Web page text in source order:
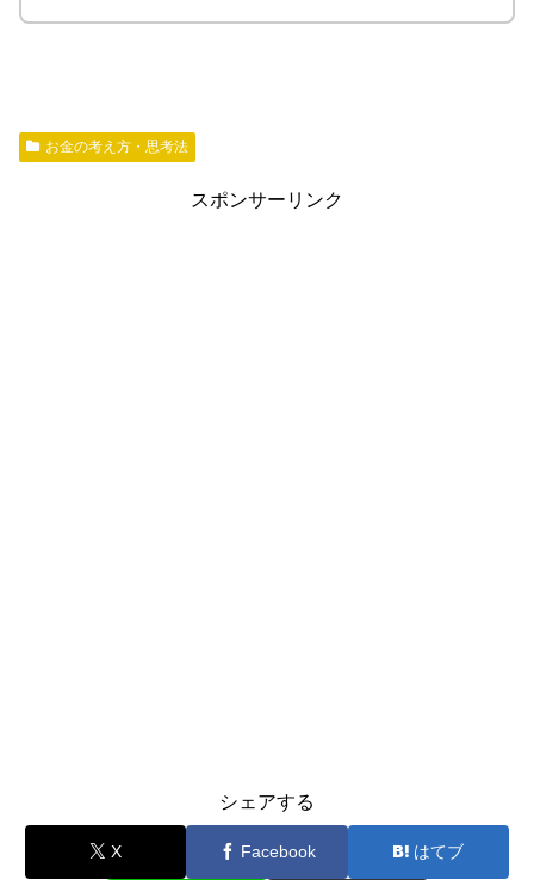
お金の考え方・思考法
スポンサーリンク
シェアする
X Facebook はてブ